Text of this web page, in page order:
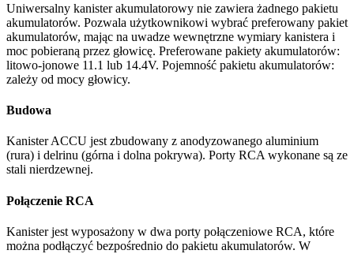
Uniwersalny kanister akumulatorowy nie zawiera żadnego pakietu
akumulatorów. Pozwala użytkownikowi wybrać preferowany pakiet
akumulatorów, mając na uwadze wewnętrzne wymiary kanistera i
moc pobieraną przez głowicę. Preferowane pakiety akumulatorów:
litowo-jonowe 11.1 lub 14.4V. Pojemność pakietu akumulatorów:
zależy od mocy głowicy.
Budowa
Kanister ACCU jest zbudowany z anodyzowanego aluminium
(rura) i delrinu (górna i dolna pokrywa). Porty RCA wykonane są ze
stali nierdzewnej.
Połączenie RCA
Kanister jest wyposażony w dwa porty połączeniowe RCA, które
można podłączyć bezpośrednio do pakietu akumulatorów. W